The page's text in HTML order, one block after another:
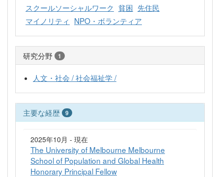
スクールソーシャルワーク 貧困 先住民
マイノリティ NPO・ボランティア
研究分野 1
人文・社会 / 社会福祉学 /
主要な経歴 9
2025年10月 - 現在
The University of Melbourne Melbourne
School of Population and Global Health
Honorary Principal Fellow